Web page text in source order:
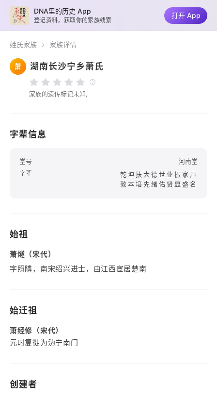
姓氏家族 家族详情
萧 湖南长沙宁乡萧氏
家族的遗传标记未知,
字辈信息
堂号
河南堂
字辈
乾坤扶大德世业振家声
敦本培先绪佑贤显盛名
始祖
萧燧（宋代）
字照隣，南宋绍兴进士，由江西宦居楚南
始迁祖
萧经修（宋代）
元时复徙为沩宁南门
创建者
DNA里的历史 App
登记资料，获取你的家族线索
打开 App